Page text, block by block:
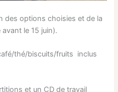
des options choisies et de la
le 15 juin).
thé/biscuits/fruits inclus
et un CD de travail